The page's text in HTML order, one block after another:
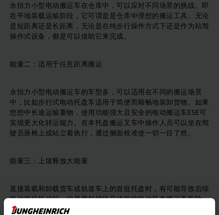
永恒力小型电动搬运车在仓库中，可以应对不同场景的挑战。即
在平地装载运输阶段，它可谓是是仓库中理想的搬运工具。无论
是短距离还是长距离，无论是在纯步行操作方式下还是作为站驾
操作式设备，都是可以借助它来完成。
能量二：适用于任意距离搬运
永恒力小型电动搬运车的车型多，可以适用在不同的搬运场景
中，比如步行式电动托盘车适用于简便而顺畅地装卸货物。如果
您想中长途运输重物，使用功能强大且安全的电动搬运车ESE可
实现更大化转运能力。在本托盘搬运叉车中操作人员可以坐在驾
驶员座椅上或站立着执行，通过侧面校准使一切一目了然。
能量三：上坡释放大能量
直接装载和卸载货车或轨道车上的首批托盘时，有可能导致后续
电动堆垛机倾斜，但是带斜坡提升功能的电动托盘搬运叉车除
外。提升功能可在上坡时抵消15%的倾斜。此时可以选择多种其